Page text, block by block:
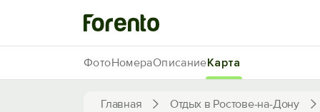
Главная Отдых в Ростове-на-Дону
ФотоНомераОписаниеКарта